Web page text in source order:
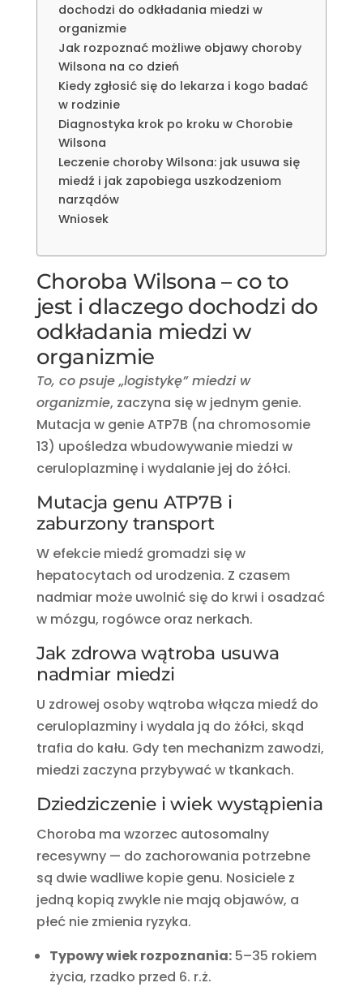
dochodzi do odkładania miedzi w
organizmie
Jak rozpoznać możliwe objawy choroby
Wilsona na co dzień
Kiedy zgłosić się do lekarza i kogo badać
w rodzinie
Diagnostyka krok po kroku w Chorobie
Wilsona
Leczenie choroby Wilsona: jak usuwa się
miedź i jak zapobiega uszkodzeniom
narządów
Wniosek
Choroba Wilsona – co to
jest i dlaczego dochodzi do
odkładania miedzi w
organizmie
To, co psuje „logistykę” miedzi w
organizmie, zaczyna się w jednym genie.
Mutacja w genie ATP7B (na chromosomie
13) upośledza wbudowywanie miedzi w
ceruloplazminę i wydalanie jej do żółci.
Mutacja genu ATP7B i
zaburzony transport
W efekcie miedź gromadzi się w
hepatocytach od urodzenia. Z czasem
nadmiar może uwolnić się do krwi i osadzać
w mózgu, rogówce oraz nerkach.
Jak zdrowa wątroba usuwa
nadmiar miedzi
U zdrowej osoby wątroba włącza miedź do
ceruloplazminy i wydala ją do żółci, skąd
trafia do kału. Gdy ten mechanizm zawodzi,
miedzi zaczyna przybywać w tkankach.
Dziedziczenie i wiek wystąpienia
Choroba ma wzorzec autosomalny
recesywny — do zachorowania potrzebne
są dwie wadliwe kopie genu. Nosiciele z
jedną kopią zwykle nie mają objawów, a
płeć nie zmienia ryzyka.
Typowy wiek rozpoznania:5–35 rokiem
życia, rzadko przed 6. r.ż.